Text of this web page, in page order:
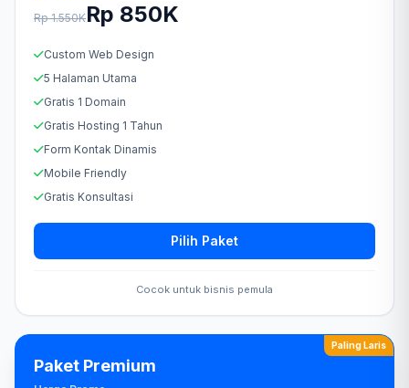
Rp 1.550KRp 850K
Custom Web Design
5 Halaman Utama
Gratis 1 Domain
Gratis Hosting 1 Tahun
Form Kontak Dinamis
Mobile Friendly
Gratis Konsultasi
Pilih Paket
Cocok untuk bisnis pemula
Paling Laris
Paket Premium